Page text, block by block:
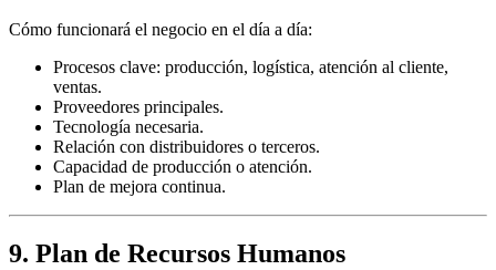
Cómo funcionará el negocio en el día a día:
Procesos clave: producción, logística, atención al cliente,
ventas.
Proveedores principales.
Tecnología necesaria.
Relación con distribuidores o terceros.
Capacidad de producción o atención.
Plan de mejora continua.
9. Plan de Recursos Humanos